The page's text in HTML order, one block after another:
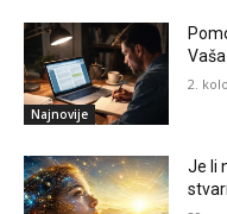
Najnovije
2.
Je li